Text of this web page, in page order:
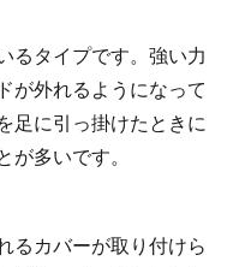
るタイプです。強い力
が外れるようになって
足に引っ掛けたときに
が多いです。
るカバーが取り付けら